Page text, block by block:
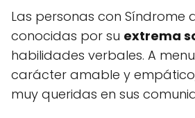
Las personas con Síndrome
conocidas por su extrema
habilidades verbales. A
carácter amable y
muy queridas en sus